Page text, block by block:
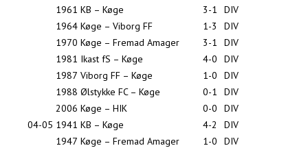
1961 KB – Køge 3-1
DIV
1964 Køge – Viborg FF 1-3
DIV
1970 Køge – Fremad Amager 3-1
DIV
1981 Ikast fS – Køge 4-0
DIV
1987 Viborg FF – Køge 1-0
DIV
1988 Ølstykke FC – Køge 0-1
DIV
2006 Køge – HIK 0-0
DIV
04-05 1941 KB – Køge 4-2
DIV
1947 Køge – Fremad Amager 1-0
DIV